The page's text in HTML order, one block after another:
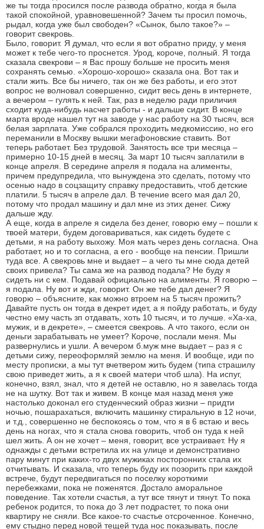
же ты тогда просился после развода обратно, когда я была
такой спокойной, уравновешенной? Зачем ты просил помочь,
рыдал, когда уже был свободен? «Сынок, было такое?» –
говорит свекровь.
Было, говорит. Я думал, что если я вот обратно приду, у меня
может к тебе чего-то проснется. Урод, короче, полный. Я тогда
сказала свекрови – я Вас прошу больше не просить меня
сохранять семью. «Хорошо-хорошо» сказала она. Вот так и
стали жить. Все бы ничего, так он же без работы, и его этот
вопрос не волновал совершенно, сидит весь день в интернете,
а вечером – гулять к ней. Так, раз в неделю ради приличия
сходит куда-нибудь насчет работы - и дальше сидит. В конце
марта вроде нашел тут на заводе у нас работу на 30 тысяч, вся
белая зарплата. Уже собрался проходить медкомиссию, но его
переманили в Москву вышки мегафоновские ставить. Вот
теперь работает. Без трудовой. Занятость все три месяца –
примерно 10-15 дней в месяц. За март 10 тысяч заплатили в
конце апреля. В середине апреля я подала на алименты,
причем предупредила, что вынуждена это сделать, потому что
осенью надо в соцзащиту справку предоставить, чтоб детские
платили. 5 тысяч в апреле дал. В течение всего мая дал 20,
потому что продал машину и дал мне из этих денег. Сижу
дальше жду.
А еще, когда в апреле я сидела без денег, говорю ему – пошли к
твоей матери, будем договариваться, как сидеть будете с
детьми, я на работу выхожу. Моя мать через день согласна. Она
работает, но и то согласна, а его - вообще на пенсии. Пришли
туда все. А свекровь мне и выдает – а чего ты мне сюда детей
своих привела? Ты сама же на развод подала? Не буду я
сидеть ни с кем. Подавай официально на алименты. Я говорю –
я подала. Ну вот и жди, говорит. Он же тебе дал денег? Я
говорю – объясните, как можно втроем на 5 тысяч прожить?
Давайте пусть он тогда в декрет идет, а я пойду работать, и буду
честно ему часть зп отдавать, хоть 10 тысяч, и то лучше. «Ха-ха,
мужик, и в декрете», – смеется свекровь. А что такого, если он
деньги зарабатывать не умеет? Короче, послали меня. Мы
развернулись и ушли. А вечером б.муж мне выдает – раз я с
детьми сижу, переоформляй землю на меня. И вообще, иди по
месту прописки, а мы тут вчетвером жить будем (типа страшилу
свою приведет жить, а я к своей матери чтоб шла). На испуг,
конечно, взял, знал, что я детей не оставлю, но я завелась тогда
не на шутку. Вот так и живем. В конце мая назад меня уже
настолько доконал его студенческий образ жизни – придти
ночью, пошарахаться, включить машинку стиральную в 12 ночи,
и т.д., совершенно не беспокоясь о том, что я в 6 встаю и весь
день на ногах, что я стала снова говорить, чтоб он туда к ней
шел жить. А он не хочет – меня, говорит, все устраивает. Ну я
однажды с детьми встретила их на улице и демонстративно
пару минут при каких-то двух мужиках посторонних стала их
отчитывать. И сказала, что теперь буду их позорить при каждой
встрече, будут передвигаться по поселку короткими
перебежками, пока не поженятся. Достало аморальное
поведение. Так хотели счастья, а тут все тянут и тянут. То пока
ребенок родится, то пока до 3 лет подрастет, то пока они
квартиру не сняли. Все какое-то счастье отсроченное. Конечно,
ему стыдно перед новой тещей туда нос показывать, после